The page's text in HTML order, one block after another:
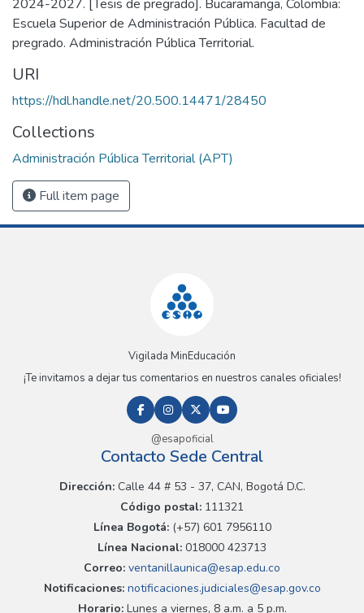
2024-2027. [Tesis de pregrado]. Bucaramanga, Colombia:
Escuela Superior de Administración Pública. Facultad de
pregrado. Administración Pública Territorial.
URI
https://hdl.handle.net/20.500.14471/28450
Collections
Administración Pública Territorial (APT)
Full item page
Vigilada MinEducación
¡Te invitamos a dejar tus comentarios en nuestros canales oficiales!
@esapoficial
Contacto Sede Central
Dirección:Calle 44 # 53 - 37, CAN, Bogotá D.C.
Código postal: 111321
Línea Bogotá:(+57) 601 7956110
Línea Nacional: 018000 423713
Correo: ventanillaunica@esap.edu.co
Notificaciones:notificaciones.judiciales@esap.gov.co
Horario:Lunes a viernes, 8 a.m. a 5 p.m.